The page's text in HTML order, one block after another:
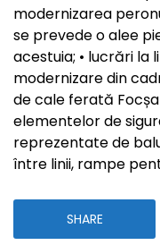
modernizarea
se prevede o alee
acestuia; • lucrări la
modernizare din
de cale ferată
elementelor de
reprezentate de
între linii, rampe
SHARE